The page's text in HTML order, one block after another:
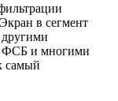
в сегмент
и многими
самый